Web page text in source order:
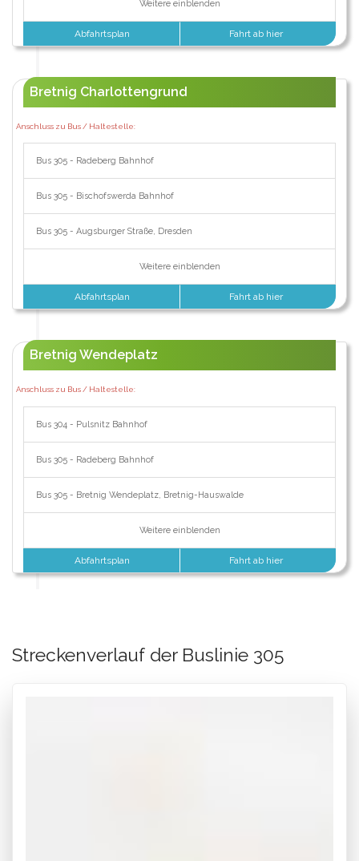
Weitere einblenden
Abfahrtsplan Fahrt ab hier
Bretnig Charlottengrund
Anschluss zu Bus / Haltestelle:
Bus 305 - Radeberg Bahnhof
Bus 305 - Bischofswerda Bahnhof
Bus 305 - Augsburger Straße, Dresden
Weitere einblenden
Abfahrtsplan Fahrt ab hier
Bretnig Wendeplatz
Anschluss zu Bus / Haltestelle:
Bus 304 - Pulsnitz Bahnhof
Bus 305 - Radeberg Bahnhof
Bus 305 - Bretnig Wendeplatz, Bretnig-Hauswalde
Weitere einblenden
Abfahrtsplan Fahrt ab hier
Streckenverlauf der Buslinie 305